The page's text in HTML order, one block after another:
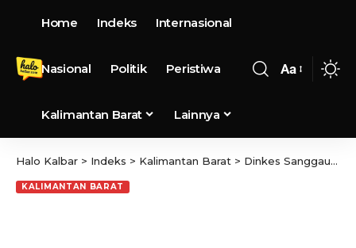
Home Indeks Internasional
Nasional Politik Peristiwa
Kalimantan Barat Lainnya
Aa
Halo Kalbar > Indeks > Kalimantan Barat > Dinkes Sanggau Gelar Hari Kesehatan Nasional Ke-58
KALIMANTAN BARAT